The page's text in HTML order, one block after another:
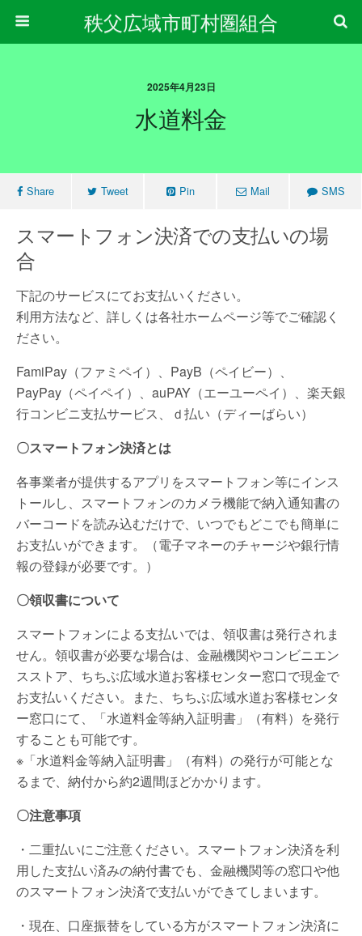
秩父広域市町村圏組合
2025年4月23日
水道料金
Share Tweet Pin Mail SMS
スマートフォン決済での支払いの場
合
下記のサービスにてお支払いください。
利用方法など、詳しくは各社ホームページ等でご確認く
ださい。
FamiPay（ファミペイ）、PayB（ペイビー）、
PayPay（ペイペイ）、auPAY（エーユーペイ）、楽天銀
行コンビニ支払サービス、ｄ払い（ディーばらい）
〇スマートフォン決済とは
各事業者が提供するアプリをスマートフォン等にインス
トールし、スマートフォンのカメラ機能で納入通知書の
バーコードを読み込むだけで、いつでもどこでも簡単に
お支払いができます。（電子マネーのチャージや銀行情
報の登録が必要です。）
〇領収書について
スマートフォンによる支払いでは、領収書は発行されま
せん。領収書が必要な場合は、金融機関やコンビニエン
スストア、ちちぶ広域水道お客様センター窓口で現金で
お支払いください。また、ちちぶ広域水道お客様センタ
ー窓口にて、「水道料金等納入証明書」（有料）を発行
することも可能です。
※「水道料金等納入証明書」（有料）の発行が可能とな
るまで、納付から約2週間ほどかかります。
〇注意事項
・二重払いにご注意ください。スマートフォン決済を利
用した支払い済みの納付書でも、金融機関等の窓口や他
のスマートフォン決済で支払いができてしまいます。
・現在、口座振替をしている方がスマートフォン決済に